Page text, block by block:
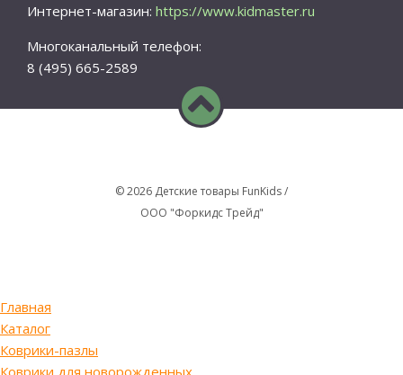
Интернет-магазин:https://www.kidmaster.ru
Многоканальный телефон:
8 (495) 665-2589
© 2026 Детские товары FunKids /
ООО "Форкидс Трейд"
Главная
Каталог
Коврики-пазлы